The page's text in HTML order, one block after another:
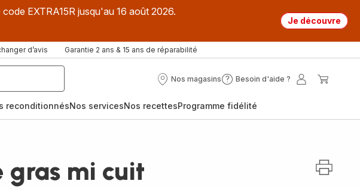
EXTRA15R jusqu'au 16 août 2026.
Je découvre
d’avis Garantie 2 ans & 15 ans de réparabilité
Nos magasins
Nos
Besoin d'aide ?
Besoin
?
Mon
reconditionnésNos servicesNos recettesProgramme fidélité
gras mi cuit